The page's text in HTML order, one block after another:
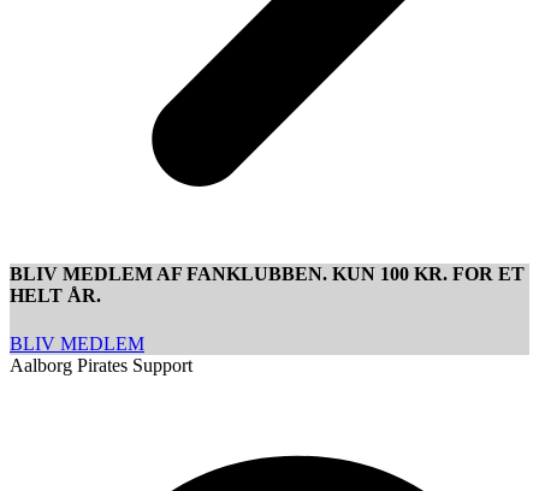
BLIV MEDLEM AF FANKLUBBEN. KUN 100 KR. FOR ET
HELT ÅR.
BLIV MEDLEM
Aalborg Pirates Support